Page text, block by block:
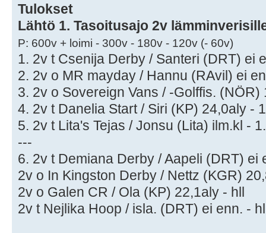
Tulokset
Lähtö 1. Tasoitusajo 2v
P: 600v + loimi - 300v - 180v - 120v (- 60v)
1. 2v t Csenija Derby / Santeri (DRT) ei
2. 2v o MR mayday / Hannu (RAvil) ei
3. 2v o Sovereign Vans / -Golffis. (NÖR)
4. 2v t Danelia Start / Siri (KP) 24,0aly -
5. 2v t Lita's Tejas / Jonsu (Lita) ilm.kl -
---
6. 2v t Demiana Derby / Aapeli (DRT) ei
2v o In Kingston Derby / Nettz (KGR)
2v o Galen CR / Ola (KP) 22,1aly - hll
2v t Nejlika Hoop / isla. (DRT) ei enn. -